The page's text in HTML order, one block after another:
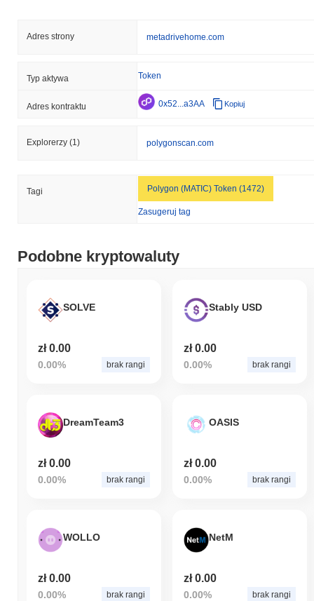
Adres strony metadrivehome.com
Typ aktywa Token
Adres kontraktu 0x52...a3AA Kopiuj
Explorerzy (1) polygonscan.com
Tagi Polygon (MATIC) Token (1472)
Zasugeruj tag
Podobne kryptowaluty
SOLVE
zł 0.00
0.00% brak rangi
Stably USD
zł 0.00
0.00% brak rangi
DreamTeam3
zł 0.00
0.00% brak rangi
OASIS
zł 0.00
0.00% brak rangi
WOLLO
zł 0.00
0.00% brak rangi
NetM
zł 0.00
0.00% brak rangi